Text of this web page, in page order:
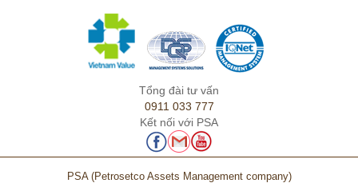
Tổng đài tư vấn
0911 033 777
Kết nối với PSA
PSA (Petrosetco Assets Management company)